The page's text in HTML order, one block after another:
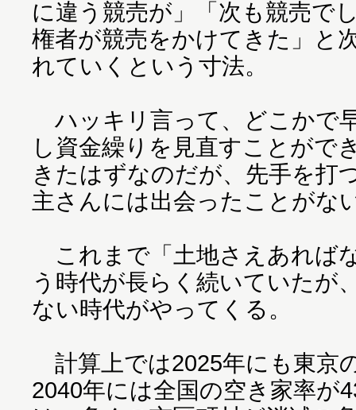
に違う競売が」「次も競売で
権者が競売をかけてきた」と
れていくという寸法。
ハッキリ言って、どこかで
し資金繰りを見直すことがで
きたはずなのだが、先手を打
主さんには出会ったことが
これまで「土地さえあれば
う時代が長らく続いていたが
ない時代がやってくる。
計算上では2025年にも東京
2040年には全国の空き家率が